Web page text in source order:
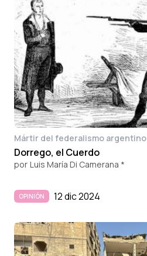
Mártir del federalismo argentino
Dorrego, el Cuerdo
por Luis María Di Camerana *
OPINIÓN 12 dic 2024